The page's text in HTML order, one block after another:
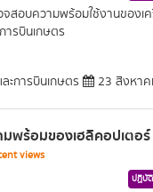
สอบความพร้อมใช้งานของเ
ารบินเกษตร
ะการบินเกษตร 23 สิงหา
พร้อมของเฮลิคอปเตอร์
views
ปฏิบั